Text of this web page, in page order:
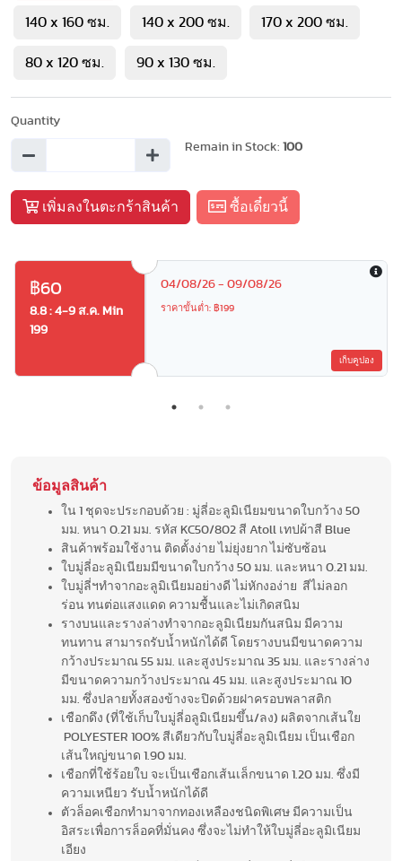
140 x 160 ซม. 140 x 200 ซม. 170 x 200 ซม.
80 x 120 ซม. 90 x 130 ซม.
Quantity
Remain in Stock: 100
เพิ่มลงในตะกร้าสินค้า ซื้อเดี๋ยวนี้
฿60
8.8 : 4-9 ส.ค. Min
199
04/08/26 - 09/08/26
ราคาขั้นต่ำ: ฿199
เก็บคูปอง
ข้อมูลสินค้า
ใน 1 ชุดจะประกอบด้วย : มู่ลี่อะลูมิเนียมขนาดใบกว้าง 50
มม. หนา 0.21 มม. รหัส KC50/802 สี Atoll เทปผ้าสี Blue
สินค้าพร้อมใช้งาน ติดตั้งง่าย ไม่ยุ่งยาก ไม่ซับซ้อน
ใบมู่ลี่อะลูมิเนียมมีขนาดใบกว้าง 50 มม. และหนา 0.21 มม.
ใบมู่ลี่ฯทำจากอะลูมิเนียมอย่างดี ไม่หักงอง่าย สีไม่ลอก
ร่อน ทนต่อแสงแดด ความชื้นและไม่เกิดสนิม
รางบนและรางล่างทำจากอะลูมิเนียมกันสนิม มีความ
ทนทาน สามารถรับน้ำหนักได้ดี โดยรางบนมีขนาดความ
กว้างประมาณ 55 มม. และสูงประมาณ 35 มม. และรางล่าง
มีขนาดความกว้างประมาณ 45 มม. และสูงประมาณ 10
มม. ซึ่งปลายทั้งสองข้างจะปิดด้วยฝาครอบพลาสติก
เชือกดึง (ที่ใช้เก็บใบมู่ลี่อลูมิเนียมขึ้น/ลง) ผลิตจากเส้นใย
POLYESTER 100% สีเดียวกับใบมู่ลี่อะลูมิเนียม เป็นเชือก
เส้นใหญ่ขนาด 1.90 มม.
เชือกที่ใช้ร้อยใบ จะเป็นเชือกเส้นเล็กขนาด 1.20 มม. ซึ่งมี
ความเหนียว รับน้ำหนักได้ดี
ตัวล็อคเชือกทำมาจากทองเหลืองชนิดพิเศษ มีความเป็น
อิสระเพื่อการล็อคที่มั่นคง ซึ่งจะไม่ทำให้ใบมู่ลี่อะลูมิเนียม
เอียง